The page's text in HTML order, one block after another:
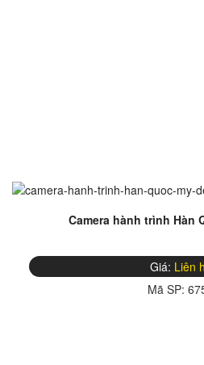
Camera hành trình Hàn
Giá: Liên
Mã SP: